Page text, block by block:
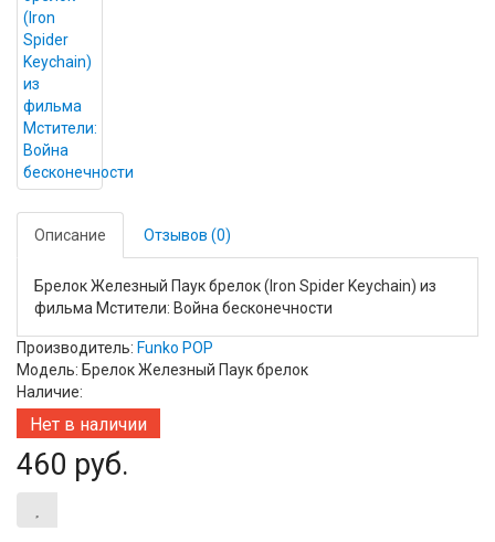
Описание Отзывов (0)
Брелок Железный Паук брелок (Iron Spider Keychain) из
фильма Мстители: Война бесконечности
Производитель: Funko POP
Модель: Брелок Железный Паук брелок
Наличие:
Нет в наличии
460 руб.